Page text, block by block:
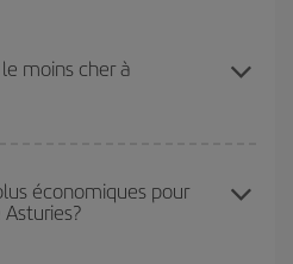
moins cher à
en achetant à l'avance et en
horaires de votre aller-retour. Si
économiques pour